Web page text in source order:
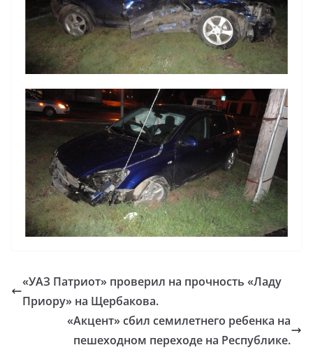
«УАЗ Патриот» проверил на прочность «Ладу
Приору» на Щербакова.
«Акцент» сбил семилетнего ребенка на
пешеходном переходе на Республике.